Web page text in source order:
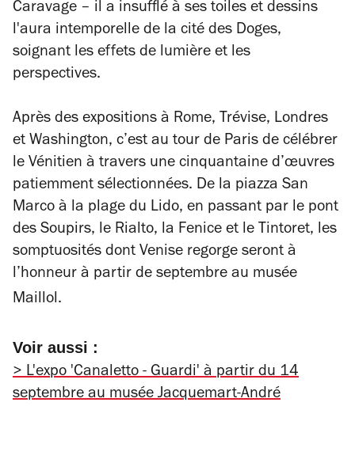
Caravage – il a insufflé à ses toiles et dessins
l'aura intemporelle de la cité des Doges,
soignant les effets de lumière et les
perspectives.
Après des expositions à Rome, Trévise, Londres
et Washington, c’est au tour de Paris de célébrer
le Vénitien à travers une cinquantaine d’œuvres
patiemment sélectionnées. De la piazza San
Marco à la plage du Lido, en passant par le pont
des Soupirs, le Rialto, la Fenice et le Tintoret, les
somptuosités dont Venise regorge seront à
l’honneur à partir de septembre au musée
Maillol.
Voir aussi :
> L'expo 'Canaletto - Guardi' à partir du 14
septembre au musée Jacquemart-André